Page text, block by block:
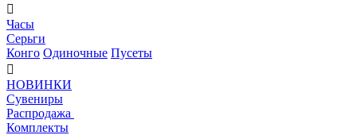

Часы
Серьги
Конго Одиночные Пусеты

НОВИНКИ
Сувениры
Распродажа
Комплекты